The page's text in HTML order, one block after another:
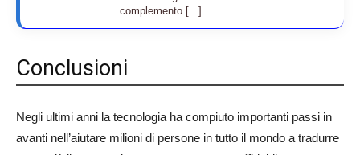
complemento [...]
Conclusioni
Negli ultimi anni la tecnologia ha compiuto importanti passi in
avanti nell’aiutare milioni di persone in tutto il mondo a tradurre